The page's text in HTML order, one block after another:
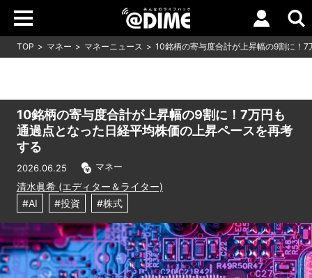
TOP マネー マネーニュース 10銘柄の寄与度合計が上昇幅の9割に！
10銘柄の寄与度合計が上昇幅の9割に！7万円も
通過点となった日経平均株価の上昇ペースを再考
する
2026.06.25 マネー
清水眞希 (エディター＆ライター)
#AI
#投資 #株式